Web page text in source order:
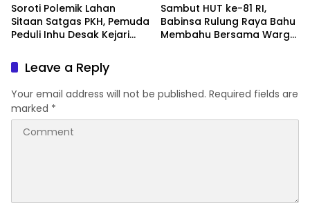
Soroti Polemik Lahan
Sitaan Satgas PKH, Pemuda
Peduli Inhu Desak Kejari
PAS
Sambut HUT ke-81 RI,
Babinsa Rulung Raya Bahu
Membahu Bersama Warga
Leave a Reply
Your email address will not be published. Required fields are
marked *